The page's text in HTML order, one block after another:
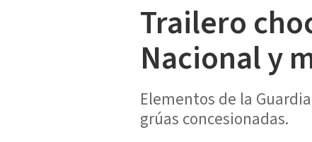
Trailero
Nacional y
Elementos de la
grúas concesionadas.